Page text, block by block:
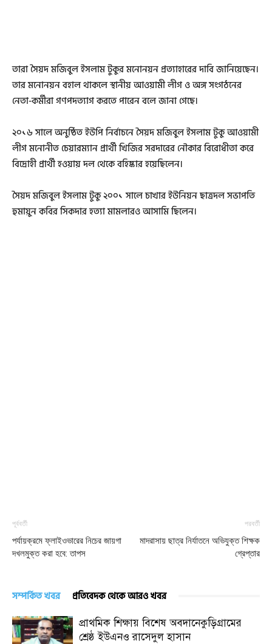
তারা সৈয়দ মজিবুল ইসলাম টুকুর মনোনয়ন প্রত্যাহারের দাবি জানিয়েছেন।
তার মনোনয়ন বহাল থাকলে স্থানীয় আওয়ামী লীগ ও অঙ্গ সংগঠনের
নেতা-কর্মীরা গণপদত্যাগ করতে পারেন বলে জানা গেছে।
২০১৬ সালে অনুষ্ঠিত ইউপি নির্বাচনে সৈয়দ মজিবুল ইসলাম টুকু আওয়ামী
লীগ মনোনীত চেয়ারম্যান প্রার্থী খিজির সরদারের নৌকার বিরোধীতা করে
বিদ্রোহী প্রার্থী হওয়ায় দল থেকে বহিষ্কার হয়েছিলেন।
সৈয়দ মজিবুল ইসলাম টুকু ২০০১ সালে চাখার ইউনিয়ন ছাত্রদল সভাপতি
হুমায়ুন কবির সিকদার হত্যা মামলারও আসামি ছিলেন।
পূর্ববর্তী
পর্যায়ক্রমে ফ্লাইওভারের নিচের জায়গা
দখলমুক্ত করা হবে: তাপস
পরবর্তী
মাদরাসায় ছাত্র নির্যাতনে অভিযুক্ত শিক্ষক
গ্রেপ্তার
সম্পর্কিত খবর প্রতিবেদক থেকে আরও খবর
প্রাথমিক শিক্ষায় বিশেষ অবদানেকুড়িগ্রামের
শ্রেষ্ঠ ইউএনও রাসেদুল হাসান